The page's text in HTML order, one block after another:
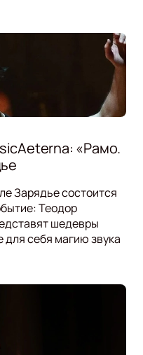
«Рамо.
Зарядье состоится
Теодор
шедевры
себя магию звука